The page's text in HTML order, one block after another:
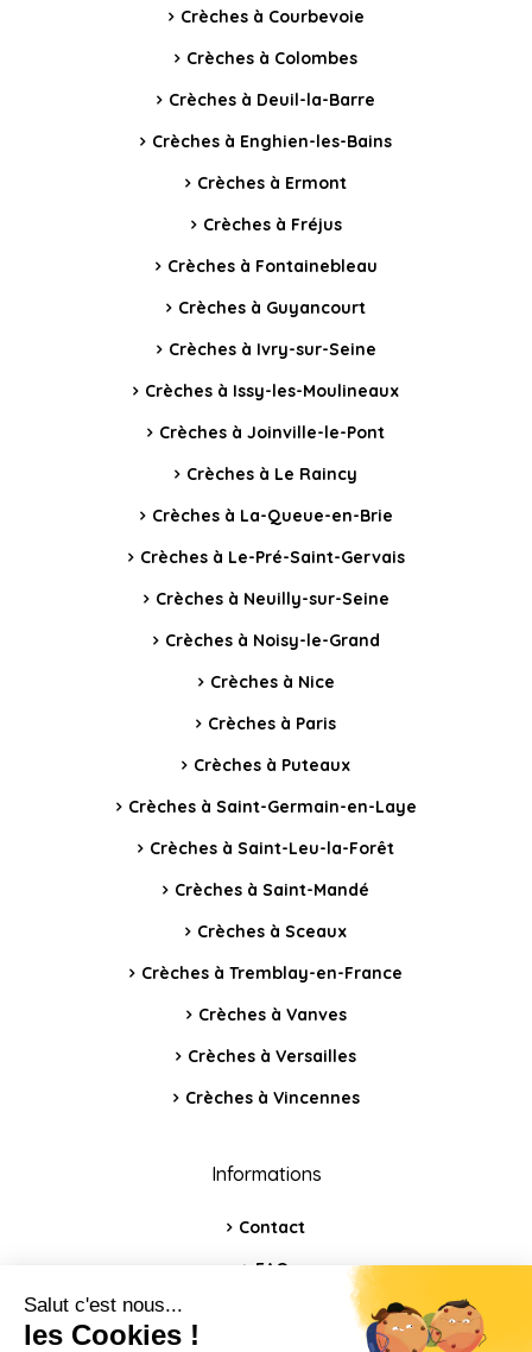
Crèches à Courbevoie
Crèches à Colombes
Crèches à Deuil-la-Barre
Crèches à Enghien-les-Bains
Crèches à Ermont
Crèches à Fréjus
Crèches à Fontainebleau
Crèches à Guyancourt
Crèches à Ivry-sur-Seine
Crèches à Issy-les-Moulineaux
Crèches à Joinville-le-Pont
Crèches à Le Raincy
Crèches à La-Queue-en-Brie
Crèches à Le-Pré-Saint-Gervais
Crèches à Neuilly-sur-Seine
Crèches à Noisy-le-Grand
Crèches à Nice
Crèches à Paris
Crèches à Puteaux
Crèches à Saint-Germain-en-Laye
Crèches à Saint-Leu-la-Forêt
Crèches à Saint-Mandé
Crèches à Sceaux
Crèches à Tremblay-en-France
Crèches à Vanves
Crèches à Versailles
Crèches à Vincennes
Informations
Contact
FAQ